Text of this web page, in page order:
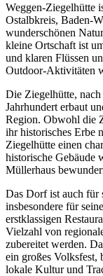
Weggen-Ziegelhütte
Ostalbkreis, Baden-
wunderschönen
kleine Ortschaft ist
und klaren Flüssen
Outdoor-Aktivitäten
Die Ziegelhütte,
Jahrhundert erbaut
Region. Obwohl die
ihr historisches Erbe
Ziegelhütte einen
historische Gebäude
Müllerhaus
Das Dorf ist auch für
insbesondere für
erstklassigen
Vielzahl von
zubereitet werden.
ein großes Volksfest,
lokale Kultur und